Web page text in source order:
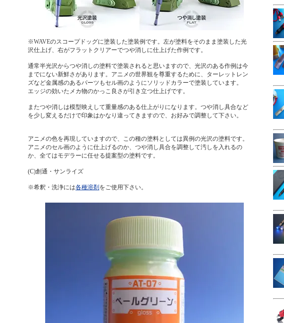
※WAVEのスコープドッグに塗装した塗装例です。左が塗料をそのまま塗装した光
沢仕上げ、右がフラットクリアーでつや消しに仕上げた作例です。
通常半光沢からつや消しの塗料で塗装されると思いますので、光沢のある作例は今
までにない新鮮さがあります。アニメの世界観を尊重するために、ターレットレン
ズなど金属感のあるパーツもセル画のようにソリッドカラーで塗装しています。
エッジの効いたメカ物のかっこ良さが引き立つ仕上げです。
またつや消しは模型映えして重量感のある仕上がりになります。つや消し具合など
を少し変えるだけで印象はかなり違ってきますので、お好みで調整して下さい。
アニメの色を再現していますので、この種の塗料としては異例の光沢の塗料です。
アニメのセル画のように仕上げるのか、つや消し具合を調整して汚しを入れるの
か、全てはモデラーに任せる提案型の塗料です。
(C)創通・サンライズ
※希釈・洗浄には各種溶剤をご使用下さい。